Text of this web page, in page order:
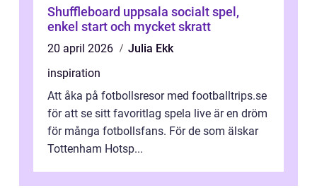
Shuffleboard uppsala socialt spel,
enkel start och mycket skratt
20 april 2026
Julia Ekk
inspiration
Att åka på fotbollsresor med footballtrips.se
för att se sitt favoritlag spela live är en dröm
för många fotbollsfans. För de som älskar
Tottenham Hotsp...